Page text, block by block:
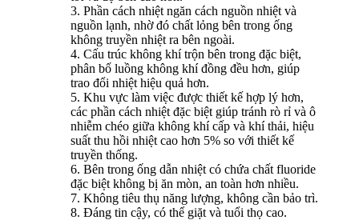
3. Phần cách nhiệt ngăn cách nguồn nhiệt và
nguồn lạnh, nhờ đó chất lỏng bên trong ống
không truyền nhiệt ra bên ngoài.
4. Cấu trúc không khí trộn bên trong đặc biệt,
phân bố luồng không khí đồng đều hơn, giúp
trao đổi nhiệt hiệu quả hơn.
5. Khu vực làm việc được thiết kế hợp lý hơn,
các phần cách nhiệt đặc biệt giúp tránh rò rỉ và ô
nhiễm chéo giữa không khí cấp và khí thải, hiệu
suất thu hồi nhiệt cao hơn 5% so với thiết kế
truyền thống.
6. Bên trong ống dẫn nhiệt có chứa chất fluoride
đặc biệt không bị ăn mòn, an toàn hơn nhiều.
7. Không tiêu thụ năng lượng, không cần bảo trì.
8. Đáng tin cậy, có thể giặt và tuổi thọ cao.